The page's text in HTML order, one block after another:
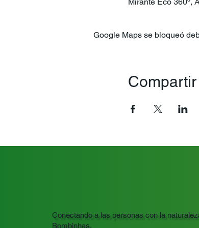
Google Maps se bloqueó
Conectando a las personas con la
Bombinhas.